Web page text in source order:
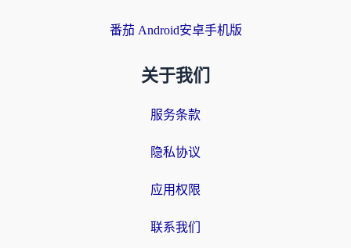
番茄 Android安卓手机版
关于我们
服务条款
隐私协议
应用权限
联系我们